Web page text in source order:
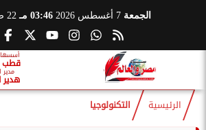
الجمعة 7 أغسطس 2026 03:46 مـ 22 صفر 1448
أسسها
قطب
الرئيسية التكنولوجيا